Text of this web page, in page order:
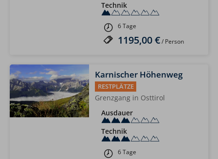
Technik
6 Tage
1195,00 €/ Person
Karnischer Höhenweg
RESTPLÄTZE
Grenzgang in Osttirol
Ausdauer
Technik
6 Tage